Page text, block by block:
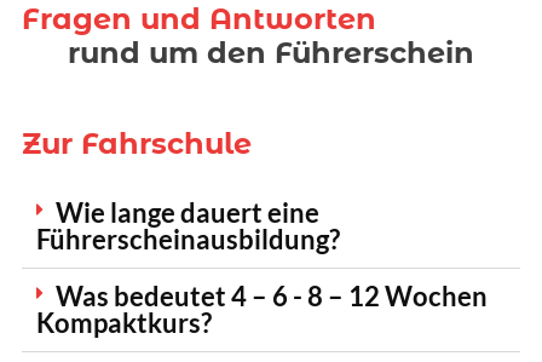
Fragen und Antworten
rund um den Führerschein
Zur Fahrschule
Wie lange dauert eine
Führerscheinausbildung?
Was bedeutet 4 – 6 - 8 – 12 Wochen
Kompaktkurs?